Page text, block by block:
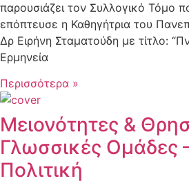
παρουσιάζει τον Συλλογικό Τόμο
επόπτευσε η Καθηγήτρια του
Δρ Ειρήνη Σταματούδη με τίτλο:
Ερμηνεία
Περισσότερα »
Μειονότητες &
Γλωσσικές Ομάδες
Πολιτική